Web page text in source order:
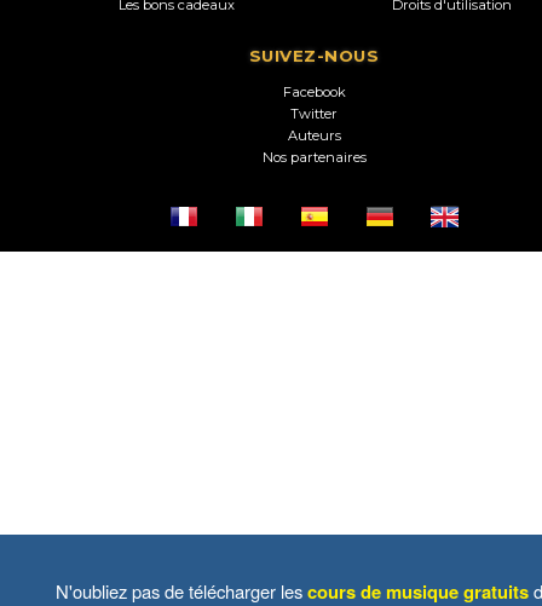
Les bons cadeaux
Droits d'utilisation
SUIVEZ-NOUS
Facebook
Twitter
Auteurs
Nos partenaires
N'oubliez pas de télécharger lescours de musique gratuits